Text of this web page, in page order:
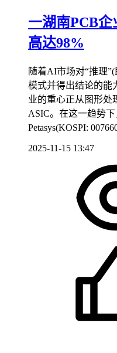
一湖南PCB
高达98%
随着AI市场对“推理
模式并得出结论的能
业的重心正从图形处
ASIC。在这一趋势
Petasys(KOSPI:
2025-11-15 13:47